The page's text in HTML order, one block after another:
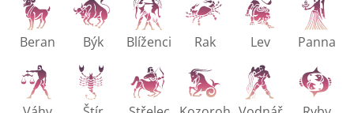
Beran Býk Blíženci Rak Lev Panna